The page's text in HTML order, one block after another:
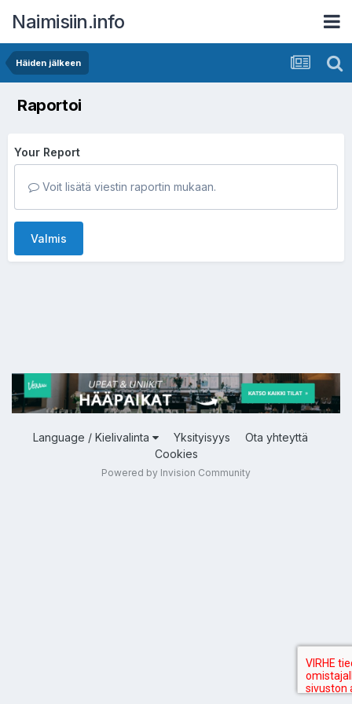
Naimisiin.info
Häiden jälkeen
Raportoi
Your Report
Voit lisätä viestin raportin mukaan.
Valmis
Language / Kielivalinta Yksityisyys
Ota yhteyttä
Cookies
Powered by Invision Community